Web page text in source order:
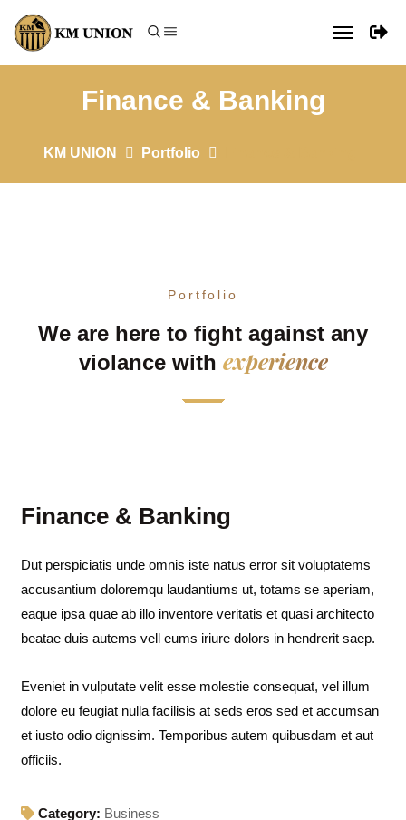
Finance & Banking
KM UNION Portfolio
Portfolio
We are here to fight against any
violance with experience
Finance & Banking
Dut perspiciatis unde omnis iste natus error sit voluptatems
accusantium doloremqu laudantiums ut, totams se aperiam,
eaque ipsa quae ab illo inventore veritatis et quasi architecto
beatae duis autems vell eums iriure dolors in hendrerit saep.
Eveniet in vulputate velit esse molestie consequat, vel illum
dolore eu feugiat nulla facilisis at seds eros sed et accumsan
et iusto odio dignissim. Temporibus autem quibusdam et aut
officiis.
Category: Business